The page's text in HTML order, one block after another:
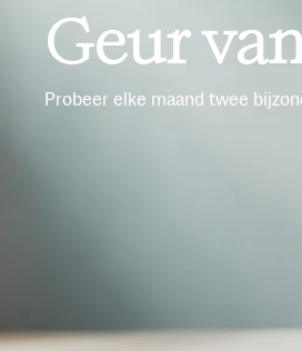
Geur
Probeer elke maand twee